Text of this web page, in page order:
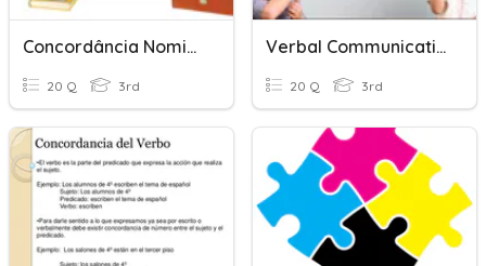
Concordância Nominal
20 Q 3rd
Verbal Communications
20 Q 3rd